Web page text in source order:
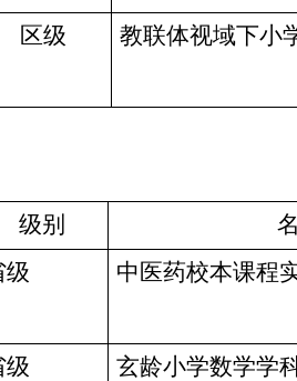
区级
教联体视域下小
级别
级
中医药校本课程
级 玄龄小学数学学